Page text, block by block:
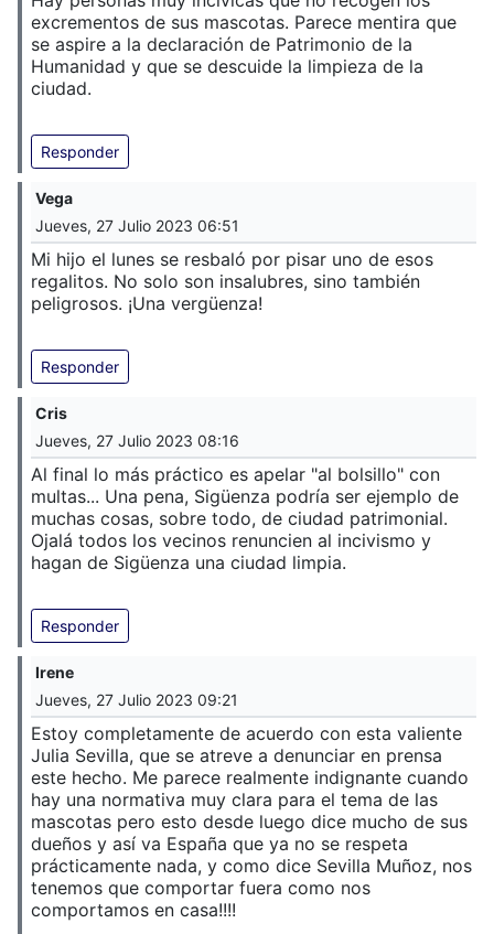
excrementos de sus mascotas. Parece mentira que
se aspire a la declaración de Patrimonio de la
Humanidad y que se descuide la limpieza de la
ciudad.
Responder
Vega
Jueves, 27 Julio 2023 06:51
Mi hijo el lunes se resbaló por pisar uno de esos
regalitos. No solo son insalubres, sino también
peligrosos. ¡Una vergüenza!
Responder
Cris
Jueves, 27 Julio 2023 08:16
Al final lo más práctico es apelar "al bolsillo" con
multas... Una pena, Sigüenza podría ser ejemplo de
muchas cosas, sobre todo, de ciudad patrimonial.
Ojalá todos los vecinos renuncien al incivismo y
hagan de Sigüenza una ciudad limpia.
Responder
Irene
Jueves, 27 Julio 2023 09:21
Estoy completamente de acuerdo con esta valiente
Julia Sevilla, que se atreve a denunciar en prensa
este hecho. Me parece realmente indignante cuando
hay una normativa muy clara para el tema de las
mascotas pero esto desde luego dice mucho de sus
dueños y así va España que ya no se respeta
prácticamente nada, y como dice Sevilla Muñoz, nos
tenemos que comportar fuera como nos
comportamos en casa!!!!